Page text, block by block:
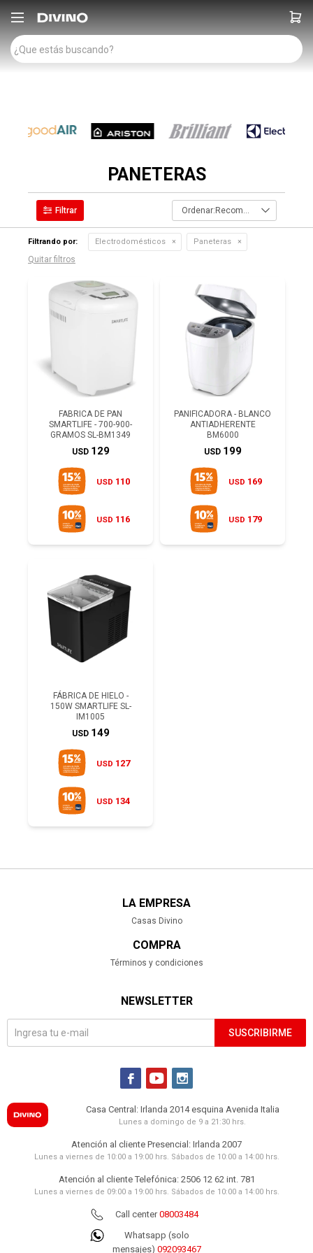

PANETERAS
Recomendados
Filtrando por: Electrodomésticos Paneteras
Quitar filtros
FABRICA DE PAN
SMARTLIFE - 700-900-
GRAMOS SL-BM1349
USD 129
USD 110
USD 116
PANIFICADORA - BLANCO
ANTIADHERENTE
BM6000
USD 199
USD 169
USD 179
FÁBRICA DE HIELO -
150W SMARTLIFE SL-
IM1005
USD 149
USD 127
USD 134
LA EMPRESA
Casas Divino
COMPRA
Términos y condiciones
NEWSLETTER
SUSCRIBIRME
  
Casa Central: Irlanda 2014 esquina Avenida Italia
Lunes a domingo de 9 a 21:30 hrs.
Atención al cliente Presencial: Irlanda 2007
Lunes a viernes de 10:00 a 19:00 hrs. Sábados de 10:00 a 14:00 hrs.
Atención al cliente Telefónica: 2506 12 62 int. 781
Lunes a viernes de 09:00 a 19:00 hrs. Sábados de 10:00 a 14:00 hrs.
Call center08003484
Whatsapp (solo
mensajes) 092093467